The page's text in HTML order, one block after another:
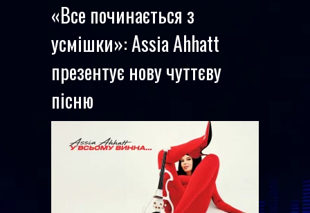
«Все починається з
усмішки»: Assia Ahhatt
презентує нову чуттєву
пісню